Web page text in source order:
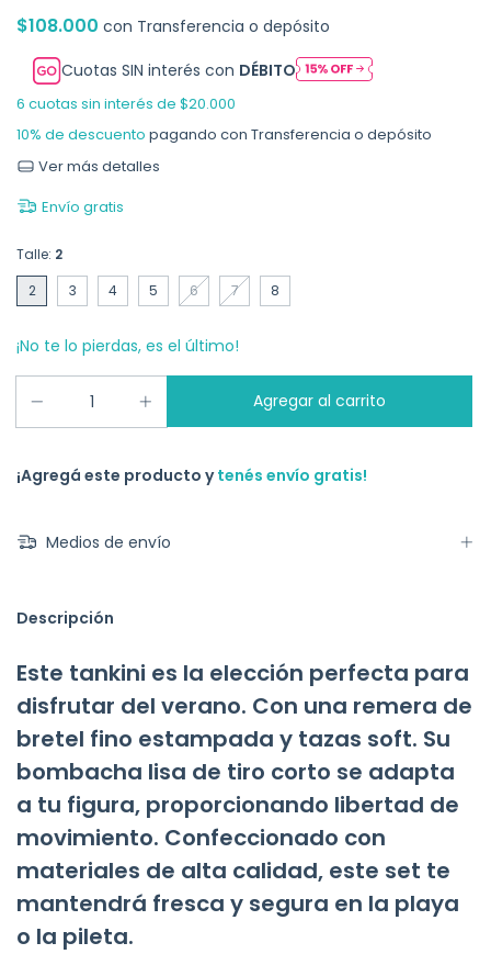
$108.000 con Transferencia o depósito
Cuotas SIN interés con DÉBITO
6 cuotas sin interés de $20.000
10% de descuento pagando con Transferencia o depósito
Ver más detalles
Envío gratis
Talle: 2
2
3 4 5 6 7 8
¡No te lo pierdas, es el último!
¡Agregá este producto ytenés envío gratis!
Medios de envío
Descripción
Este tankini es la elección perfecta para
disfrutar del verano. Con una remera de
bretel fino estampada y tazas soft. Su
bombacha lisa de tiro corto se adapta
a tu figura, proporcionando libertad de
movimiento. Confeccionado con
materiales de alta calidad, este set te
mantendrá fresca y segura en la playa
o la pileta.